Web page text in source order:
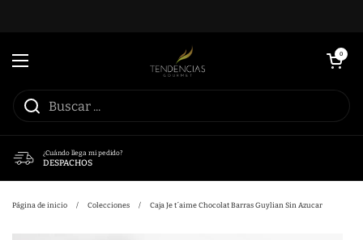
Abrir menú
Abrir carrito
0
¿Cuándo llega mi pedido?
DESPACHOS
Página de inicio / Colecciones / Caja Je t´aime Chocolat Barras Guylian Sin Azucar